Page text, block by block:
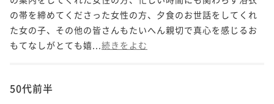
の帯を締めてくださった女性の方、夕食のお世話をしてくれ
た女の子、その他の皆さんもたいへん親切で真心を感じるお
もてなしがとても嬉... 続きをよむ
50代前半